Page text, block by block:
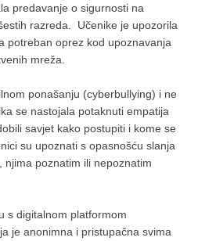
predavanje o sigurnosti na
razreda. Učenike je upozorila
potreban oprez kod upoznavanja
mreža.
ponašanju (cyberbullying) i ne
se nastojala potaknuti empatija
savjet kako postupiti i kome se
su upoznati s opasnošću slanja
poznatim ili nepoznatim
s digitalnom platformom
je anonimna i pristupačna svima